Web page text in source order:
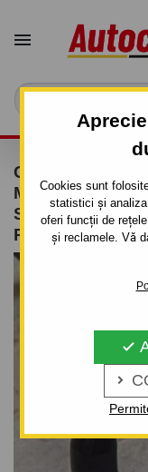
Cookies sunt
statistici și
oferi funcții de
și reclamele. Vă



CÂRLIG DE
MITSUBISHI
PÂNĂ 2008